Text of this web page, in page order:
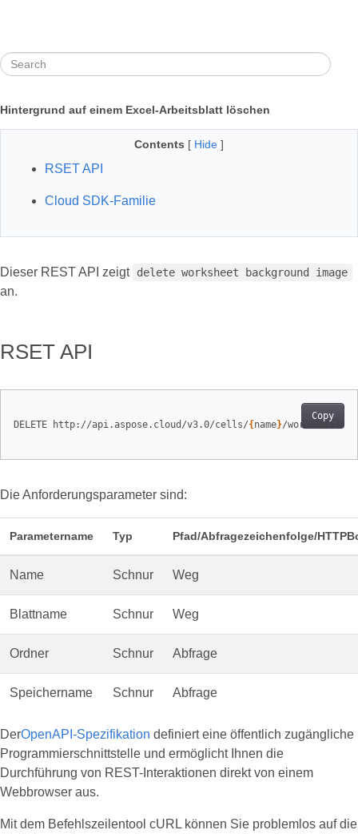
Hintergrund auf einem Excel-Arbeitsblatt löschen
Contents [ Hide ]
RSET API
Cloud SDK-Familie
Dieser REST API zeigt delete worksheet background image
an.
RSET API
Copy
DELETE http://api.aspose.cloud/v3.0/cells/{ name}/worksheets/
Die Anforderungsparameter sind:
Parametername Typ Pfad/Abfragezeichenfolge/
Name Schnur Weg
Blattname Schnur Weg
Ordner Schnur Abfrage
Speichername Schnur Abfrage
DerOpenAPI-Spezifikation definiert eine öffentlich zugängliche
Programmierschnittstelle und ermöglicht Ihnen die
Durchführung von REST-Interaktionen direkt von einem
Webbrowser aus.
Mit dem Befehlszeilentool cURL können Sie problemlos auf die